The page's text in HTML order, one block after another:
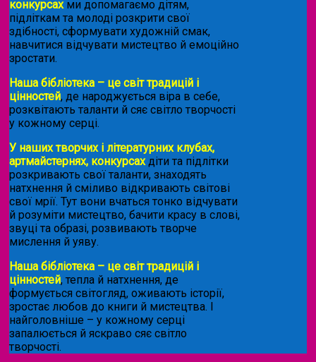
конкурсахми допомагаємо дітям,
підліткам та молоді розкрити свої
здібності, сформувати художній смак,
навчитися відчувати мистецтво й емоційно
зростати.
Наша бібліотека – це світ традицій і
цінностей, де народжується віра в себе,
розквітають таланти й сяє світло творчості
у кожному серці.
У наших творчих і літературних клубах,
артмайстернях, конкурсахдіти та підлітки
розкривають свої таланти, знаходять
натхнення й сміливо відкривають світові
свої мрії. Тут вони вчаться тонко відчувати
й розуміти мистецтво, бачити красу в слові,
звуці та образі, розвивають творче
мислення й уяву.
Наша бібліотека – це світ традицій і
цінностей, тепла й натхнення, де
формується світогляд, оживають історії,
зростає любов до книги й мистецтва. І
найголовніше – у кожному серці
запалюється й яскраво сяє світло
творчості.